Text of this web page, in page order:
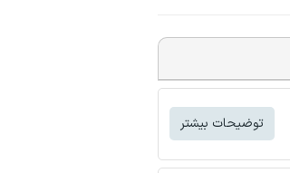
توضیحات بیشتر